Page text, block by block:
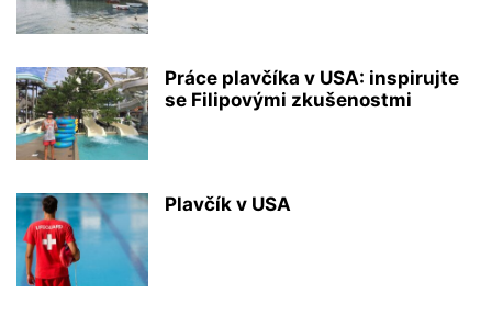
Práce plavčíka v USA: inspirujte
se Filipovými zkušenostmi
Plavčík v USA